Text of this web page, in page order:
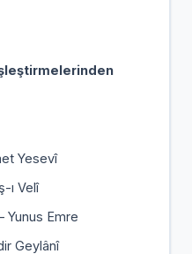
Yesevî
ı Velî
Yunus Emre
Geylânî